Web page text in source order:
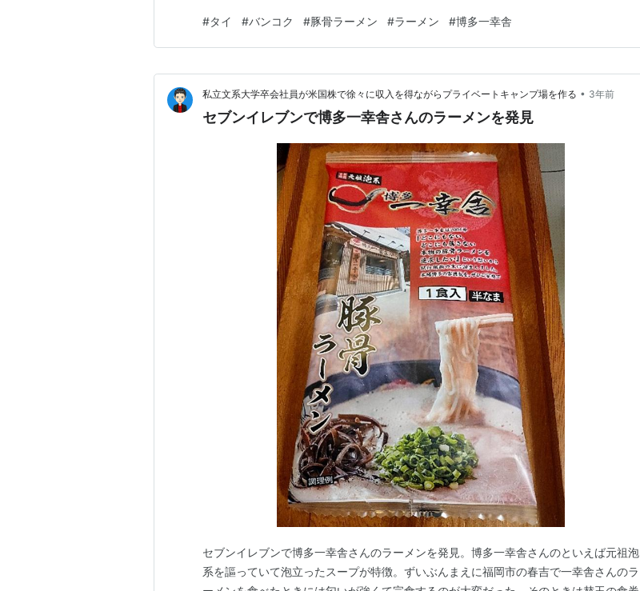
水が来ました。こちらのペットボトルは以前から変わらずタイ バンコクにあるバイヨ
ークをモチーフにした形状になって…
#タイ #バンコク #豚骨ラーメン #ラーメン #博多一幸舎
私立文系大学卒会社員が米国株で徐々に収入を得ながらプライベートキャンプ場を作る • 3年前
セブンイレブンで博多一幸舎さんのラーメンを発見
セブンイレブンで博多一幸舎さんのラーメンを発見。博多一幸舎さんのといえば元祖泡
系を謳っていて泡立ったスープが特徴。ずいぶんまえに福岡市の春吉で一幸舎さんのラ